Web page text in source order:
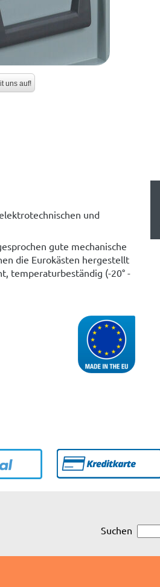
uns auf!
und
gute mechanische
die Eurokästen hergestellt
temperaturbeständig (-20° -
Suchen